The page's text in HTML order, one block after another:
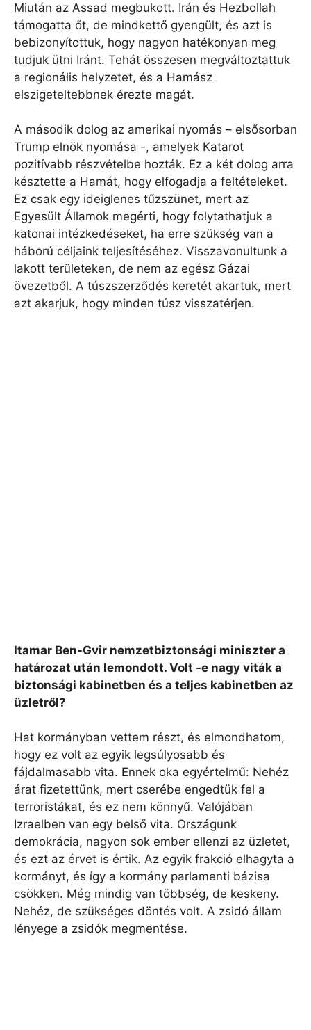
Miután az Assad megbukott. Irán és Hezbollah
támogatta őt, de mindkettő gyengült, és azt is
bebizonyítottuk, hogy nagyon hatékonyan meg
tudjuk ütni Iránt. Tehát összesen megváltoztattuk
a regionális helyzetet, és a Hamász
elszigeteltebbnek érezte magát.
A második dolog az amerikai nyomás – elsősorban
Trump elnök nyomása -, amelyek Katarot
pozitívabb részvételbe hozták. Ez a két dolog arra
késztette a Hamát, hogy elfogadja a feltételeket.
Ez csak egy ideiglenes tűzszünet, mert az
Egyesült Államok megérti, hogy folytathatjuk a
katonai intézkedéseket, ha erre szükség van a
háború céljaink teljesítéséhez. Visszavonultunk a
lakott területeken, de nem az egész Gázai
övezetből. A túszszerződés keretét akartuk, mert
azt akarjuk, hogy minden túsz visszatérjen.
Itamar Ben-Gvir nemzetbiztonsági miniszter a
határozat után lemondott. Volt -e nagy viták a
biztonsági kabinetben és a teljes kabinetben az
üzletről?
Hat kormányban vettem részt, és elmondhatom,
hogy ez volt az egyik legsúlyosabb és
fájdalmasabb vita. Ennek oka egyértelmű: Nehéz
árat fizetettünk, mert cserébe engedtük fel a
terroristákat, és ez nem könnyű. Valójában
Izraelben van egy belső vita. Országunk
demokrácia, nagyon sok ember ellenzi az üzletet,
és ezt az érvet is értik. Az egyik frakció elhagyta a
kormányt, és így a kormány parlamenti bázisa
csökken. Még mindig van többség, de keskeny.
Nehéz, de szükséges döntés volt. A zsidó állam
lényege a zsidók megmentése.